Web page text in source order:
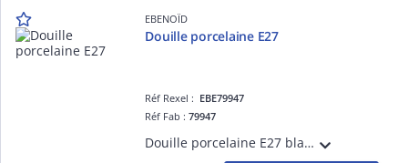
EBENOÏD
Douille porcelaine E27
Réf Rexel : EBE79947
Réf Fab :79947
Douille porcelaine E27 blanc, matériau:céramique